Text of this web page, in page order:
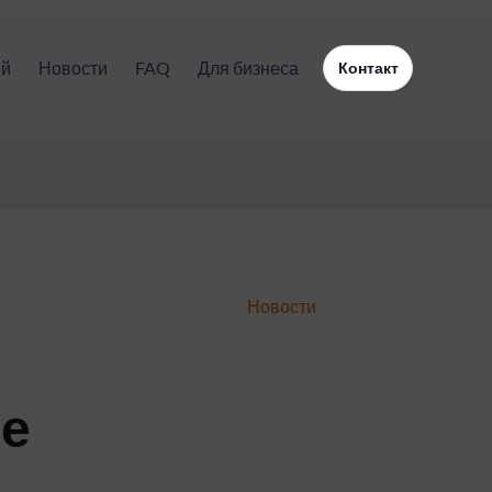
Новости FAQ Для бизнеса Контакт
Новости